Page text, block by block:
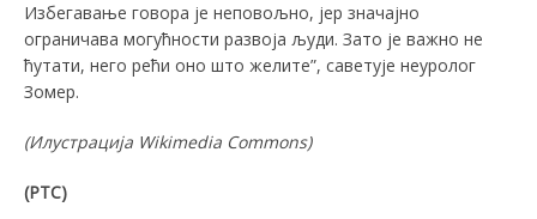
Избегавање говора је неповољно, јер значајно
ограничава могућности развоја људи. Зато је важно не
ћутати, него рећи оно што желите”, саветује неуролог
Зомер.
(Илустрација Wikimedia Commons)
(РТС)